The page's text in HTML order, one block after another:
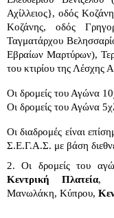
Αχίλλειος}, οδός
Κοζάνης, οδός
Ταγματάρχου
Εβραίων Μαρτύρων),
του κτιρίου της Λέσχης
Οι δρομείς του Αγώνα
Οι δρομείς του Αγώνα
Οι διαδρομές είναι
Σ.Ε.Γ.Α.Σ. με βάση
2. Οι δρομείς του
Κεντρική Πλατεία,
Μανωλάκη, Κύπρου,